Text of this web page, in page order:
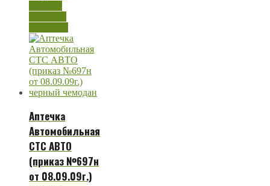
Аптечка
Автомобильная
СТС АВТО
(приказ №697н
от 08.09.09г.)